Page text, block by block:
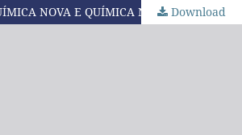
NOVA E QUÍMICA NOVA NA ESCOLA
Download